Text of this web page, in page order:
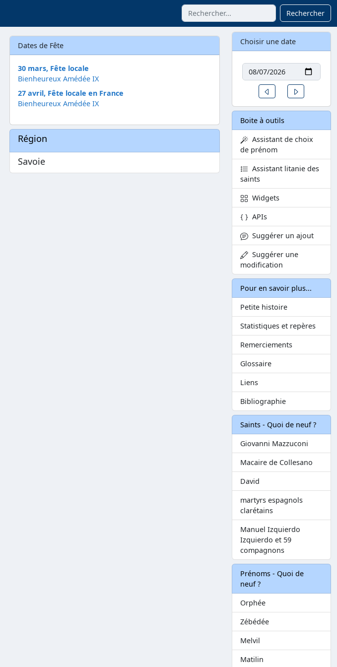
Rechercher
Dates de Fête
30 mars, Fête locale
Bienheureux Amédée IX
27 avril, Fête locale en France
Bienheureux Amédée IX
Région
Savoie
Choisir une date
Date
Un jour avant
Boite à outils
Assistant de choix
de prénom
Assistant litanie des
saints
Widgets
APIs
Suggérer un ajout
Suggérer une
modification
Pour en savoir plus...
Petite histoire
Statistiques et repères
Remerciements
Glossaire
Liens
Bibliographie
Saints - Quoi de neuf ?
Giovanni Mazzuconi
Macaire de Collesano
David
martyrs espagnols
clarétains
Manuel Izquierdo
Izquierdo et 59
compagnons
Prénoms - Quoi de
neuf ?
Orphée
Zébédée
Melvil
Matilin